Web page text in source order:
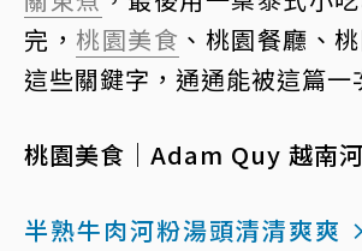
完， 桃園美食 、桃園餐廳、
這些關鍵字，通通能被這篇一
桃園美食｜Adam Quy 越南
半熟牛肉河粉湯頭清清爽爽